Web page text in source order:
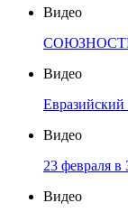
Видео
СОЮЗНОСТЬ.
Видео
Видео
23 февраля в
Видео